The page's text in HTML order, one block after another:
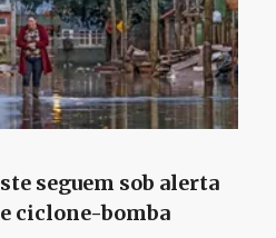
seguem sob alerta
ciclone-bomba